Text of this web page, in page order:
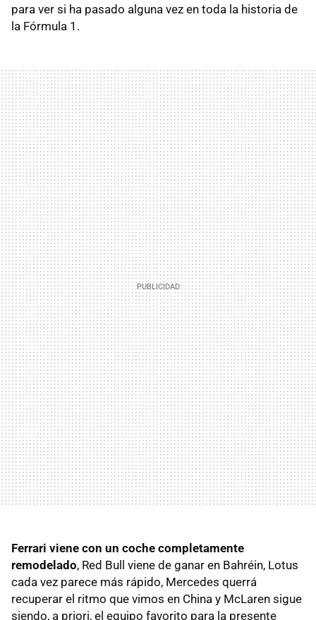
para ver si ha pasado alguna vez en toda la historia de
la Fórmula 1.
Ferrari viene con un coche completamente
remodelado, Red Bull viene de ganar en Bahréin, Lotus
cada vez parece más rápido, Mercedes querrá
recuperar el ritmo que vimos en China y McLaren sigue
siendo, a priori, el equipo favorito para la presente